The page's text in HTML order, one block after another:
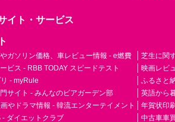
イト・サービス
ガソリン価格、車レビュー情報 - e燃費
ビス - RBB TODAY スピードテスト
- myRule
サイト - みんなのビアガーデン部
やドラマ情報 - 韓流エンターテイメント
- ダイエットクラブ
芝生に関
映画レビ
ふるさと
英語から
年賀状印
中古車車